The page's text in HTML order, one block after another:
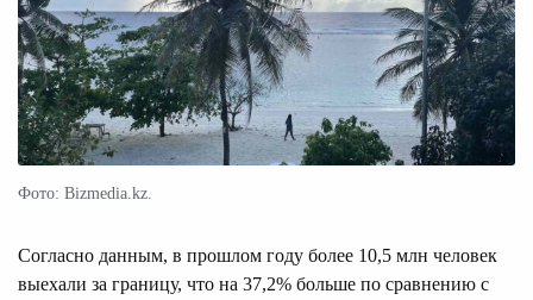
Фото: Bizmedia.kz.
Согласно данным, в прошлом году более 10,5 млн человек
выехали за границу, что на 37,2% больше по сравнению с